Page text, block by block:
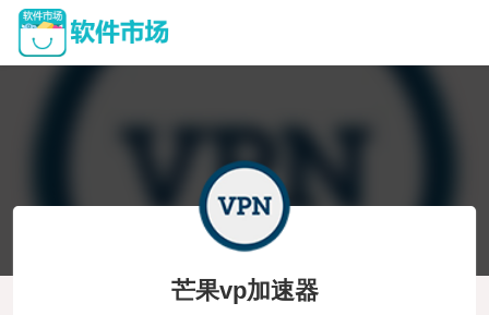
芒果vp加速器